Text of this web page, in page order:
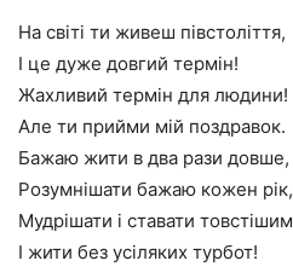
На світі ти живеш півстоліття,
І це дуже довгий термін!
Жахливий термін для людини!
Але ти прийми мій поздравок.
Бажаю жити в два рази довше,
Розумнішати бажаю кожен рік,
Мудрішати і ставати товстішим
І жити без усіляких турбот!